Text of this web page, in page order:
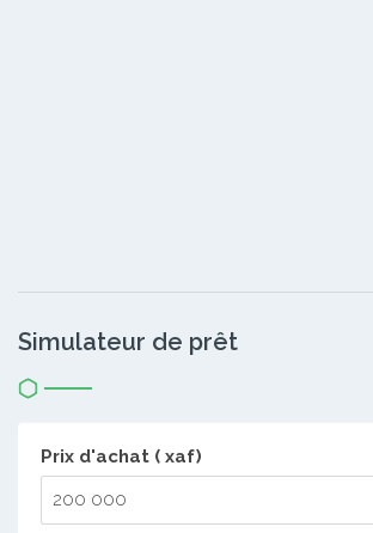
Simulateur de prêt
Prix d'achat ( xaf)